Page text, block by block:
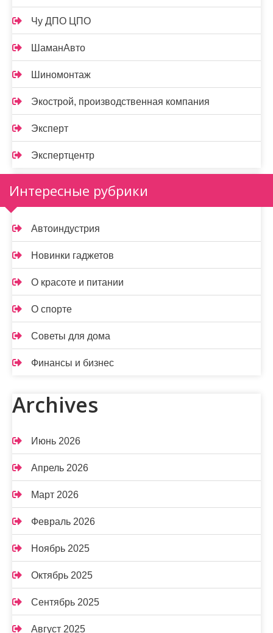
Чу ДПО ЦПО
ШаманАвто
Шиномонтаж
Экострой, производственная компания
Эксперт
Экспертцентр
Интересные рубрики
Автоиндустрия
Новинки гаджетов
О красоте и питании
О спорте
Советы для дома
Финансы и бизнес
Archives
Июнь 2026
Апрель 2026
Март 2026
Февраль 2026
Ноябрь 2025
Октябрь 2025
Сентябрь 2025
Август 2025